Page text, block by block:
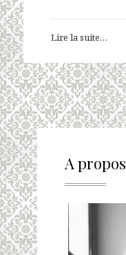
Lire la suite…
A propos